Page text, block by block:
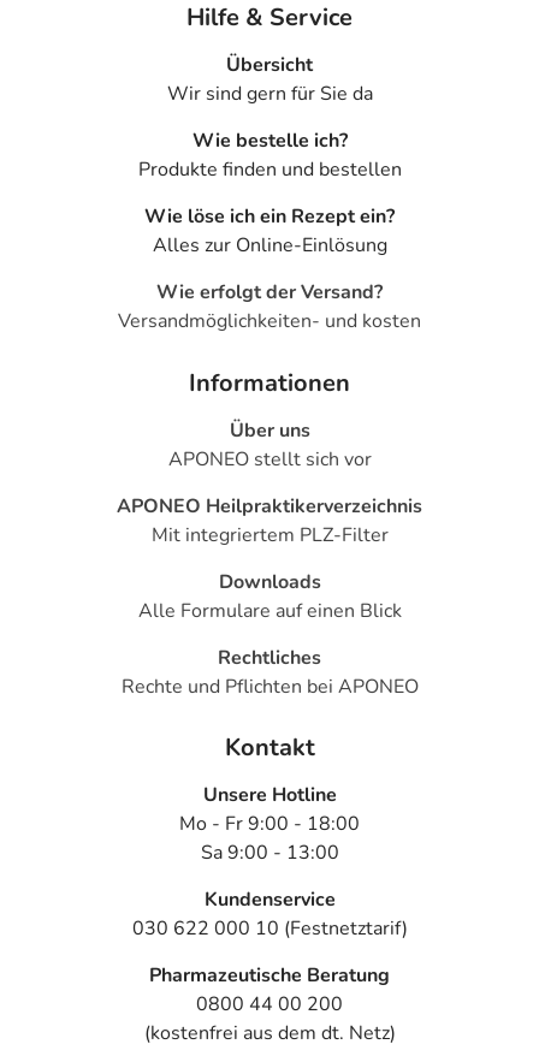
Hilfe & Service
Übersicht
Wir sind gern für Sie da
Wie bestelle ich?
Produkte finden und bestellen
Wie löse ich ein Rezept ein?
Alles zur Online-Einlösung
Wie erfolgt der Versand?
Versandmöglichkeiten- und kosten
Informationen
Über uns
APONEO stellt sich vor
APONEO Heilpraktikerverzeichnis
Mit integriertem PLZ-Filter
Downloads
Alle Formulare auf einen Blick
Rechtliches
Rechte und Pflichten bei APONEO
Kontakt
Unsere Hotline
Mo - Fr 9:00 - 18:00
Sa 9:00 - 13:00
Kundenservice
030 622 000 10 (Festnetztarif)
Pharmazeutische Beratung
0800 44 00 200
(kostenfrei aus dem dt. Netz)